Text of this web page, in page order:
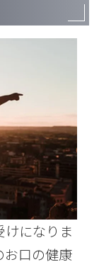
になりま
お口の健康